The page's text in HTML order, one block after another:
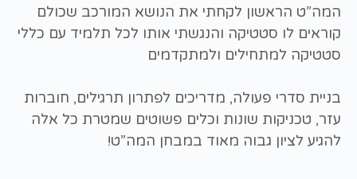
המה”ט הראשון לקחתי את הנושא המורכב שכולם
קוראים לו סטטיקה והנגשתי אותו לכל תלמיד עם כללי
סטטיקה למתחילים ולמתקדמים
בניית סדרי פעולה, מדריכים לפתרון תרגילים, חוברות
עזר, טכניקות שונות וכלים פשוטים שמטרת כל אלה
להגיע לציון גבוה מאוד במבחן המה”ט!